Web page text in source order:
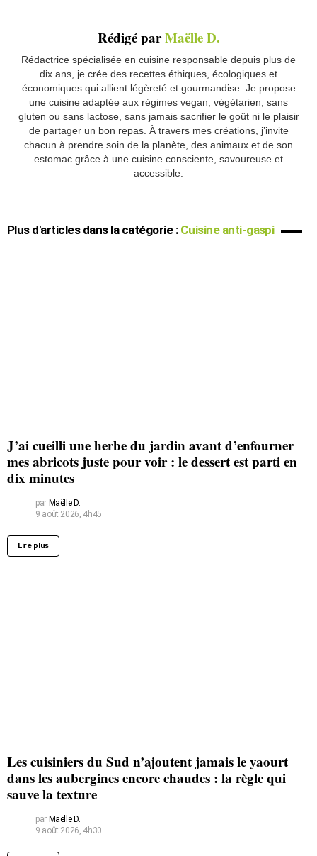
Rédigé parMaëlle D.
Rédactrice spécialisée en cuisine responsable depuis plus de
dix ans, je crée des recettes éthiques, écologiques et
économiques qui allient légèreté et gourmandise. Je propose
une cuisine adaptée aux régimes vegan, végétarien, sans
gluten ou sans lactose, sans jamais sacrifier le goût ni le plaisir
de partager un bon repas. À travers mes créations, j’invite
chacun à prendre soin de la planète, des animaux et de son
estomac grâce à une cuisine consciente, savoureuse et
accessible.
Plus d'articles dans la catégorie : Cuisine anti-gaspi
J’ai cueilli une herbe du jardin avant d’enfourner
mes abricots juste pour voir : le dessert est parti en
dix minutes
par Maëlle D.
9 août 2026, 4h45
Lire plus
Les cuisiniers du Sud n’ajoutent jamais le yaourt
dans les aubergines encore chaudes : la règle qui
sauve la texture
par Maëlle D.
9 août 2026, 4h30